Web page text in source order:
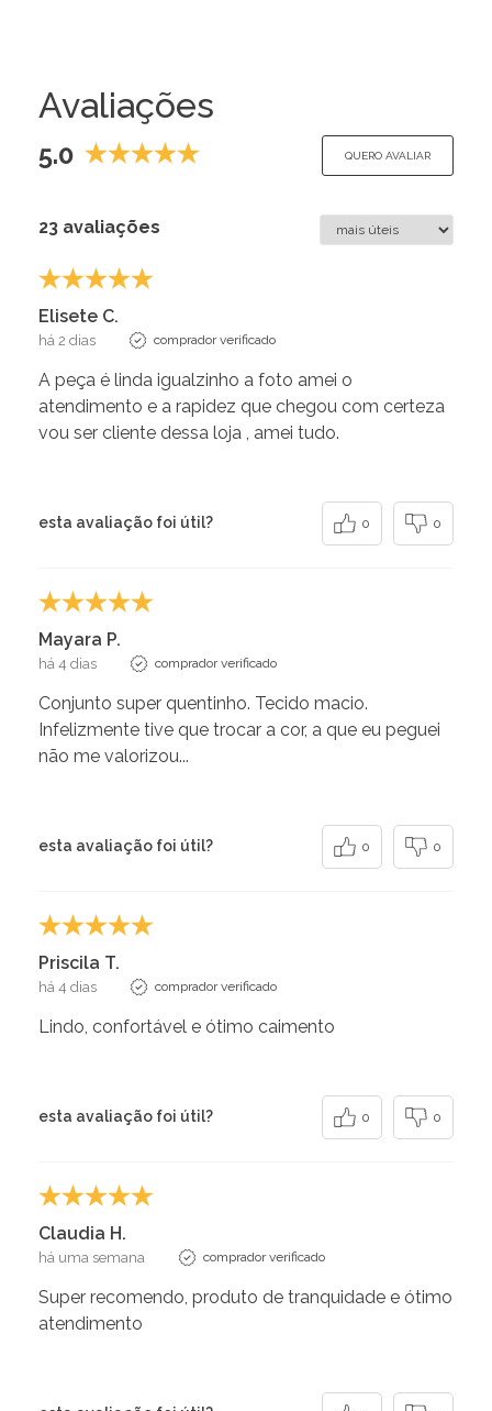
Avaliações
5.0 QUERO AVALIAR
23 avaliações
Elisete C.
há 2 dias comprador verificado
A peça é linda igualzinho a foto amei o
atendimento e a rapidez que chegou com certeza
vou ser cliente dessa loja , amei tudo.
esta avaliação foi útil? 0 0
Mayara P.
há 4 dias comprador verificado
Conjunto super quentinho. Tecido macio.
Infelizmente tive que trocar a cor, a que eu peguei
não me valorizou...
esta avaliação foi útil? 0 0
Priscila T.
há 4 dias comprador verificado
Lindo, confortável e ótimo caimento
esta avaliação foi útil? 0 0
Claudia H.
há uma semana comprador verificado
Super recomendo, produto de tranquidade e ótimo
atendimento